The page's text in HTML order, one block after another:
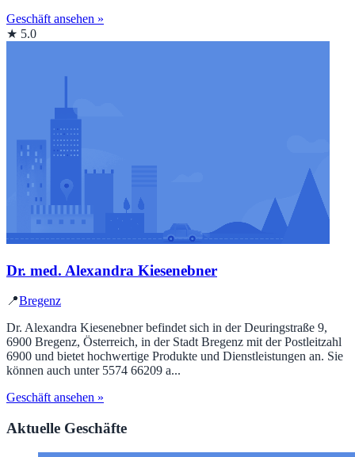
Geschäft ansehen »
★ 5.0
Dr. med. Alexandra Kiesenebner
📍Bregenz
Dr. Alexandra Kiesenebner befindet sich in der Deuringstraße 9,
6900 Bregenz, Österreich, in der Stadt Bregenz mit der Postleitzahl
6900 und bietet hochwertige Produkte und Dienstleistungen an. Sie
können auch unter 5574 66209 a...
Geschäft ansehen »
Aktuelle Geschäfte